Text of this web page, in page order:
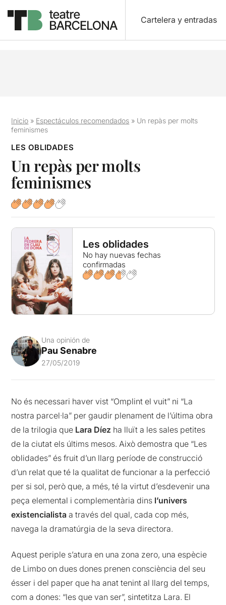
Cartelera y entradas
Inicio » Espectáculos recomendados » Un repàs per molts
feminismes
LES OBLIDADES
Un repàs per molts
feminismes
Les oblidades
No hay nuevas fechas
confirmadas
Una opinión de
Pau Senabre
27/05/2019
No és necessari haver vist “Omplint el vuit” ni “La
nostra parcel·la” per gaudir plenament de l’última obra
de la trilogia que Lara Díez ha lluït a les sales petites
de la ciutat els últims mesos. Això demostra que “Les
oblidades” és fruit d’un llarg període de construcció
d’un relat que té la qualitat de funcionar a la perfecció
per si sol, però que, a més, té la virtut d’esdevenir una
peça elemental i complementària dins l’univers
existencialista a través del qual, cada cop més,
navega la dramatúrgia de la seva directora.
Aquest periple s’atura en una zona zero, una espècie
de Limbo on dues dones prenen consciència del seu
ésser i del paper que ha anat tenint al llarg del temps,
com a dones: “les que van ser”, sintetitza Lara. El